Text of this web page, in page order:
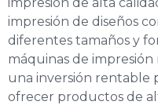
impresión de diseños
diferentes tamaños y
máquinas de
una inversión rentable
ofrecer productos de